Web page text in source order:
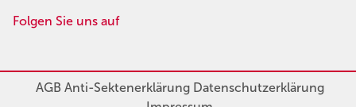
Folgen Sie uns auf
AGBAnti-SektenerklärungDatenschutzerklärung